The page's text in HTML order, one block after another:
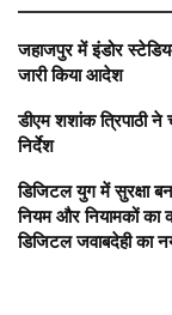
जहाजपुर में इंडोर
जारी किया आदेश
डीएम शशांक त्रिपाठी ने
निर्देश
डिजिटल युग में सुरक्षा
नियम और नियामकों का
डिजिटल जवाबदेही का